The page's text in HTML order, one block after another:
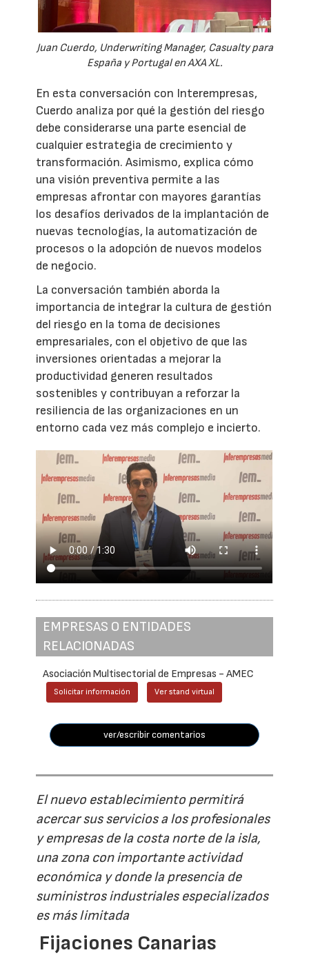
Juan Cuerdo, Underwriting Manager, Casualty para
España y Portugal en AXA XL.
En esta conversación con Interempresas,
Cuerdo analiza por qué la gestión del riesgo
debe considerarse una parte esencial de
cualquier estrategia de crecimiento y
transformación. Asimismo, explica cómo
una visión preventiva permite a las
empresas afrontar con mayores garantías
los desafíos derivados de la implantación de
nuevas tecnologías, la automatización de
procesos o la adopción de nuevos modelos
de negocio.
La conversación también aborda la
importancia de integrar la cultura de gestión
del riesgo en la toma de decisiones
empresariales, con el objetivo de que las
inversiones orientadas a mejorar la
productividad generen resultados
sostenibles y contribuyan a reforzar la
resiliencia de las organizaciones en un
entorno cada vez más complejo e incierto.
EMPRESAS O ENTIDADES
RELACIONADAS
Asociación Multisectorial de Empresas - AMEC
Solicitar información Ver stand virtual
ver/escribir comentarios
El nuevo establecimiento permitirá
acercar sus servicios a los profesionales
y empresas de la costa norte de la isla,
una zona con importante actividad
económica y donde la presencia de
suministros industriales especializados
es más limitada
Fijaciones Canarias